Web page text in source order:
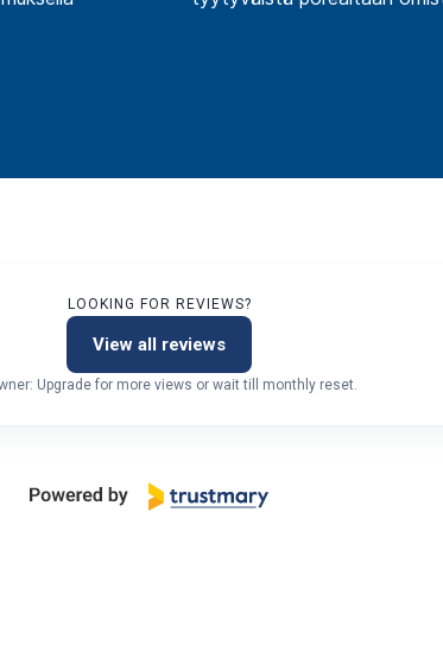
LOOKING FOR REVIEWS?
View all reviews
Upgrade for more views or wait till monthly reset.